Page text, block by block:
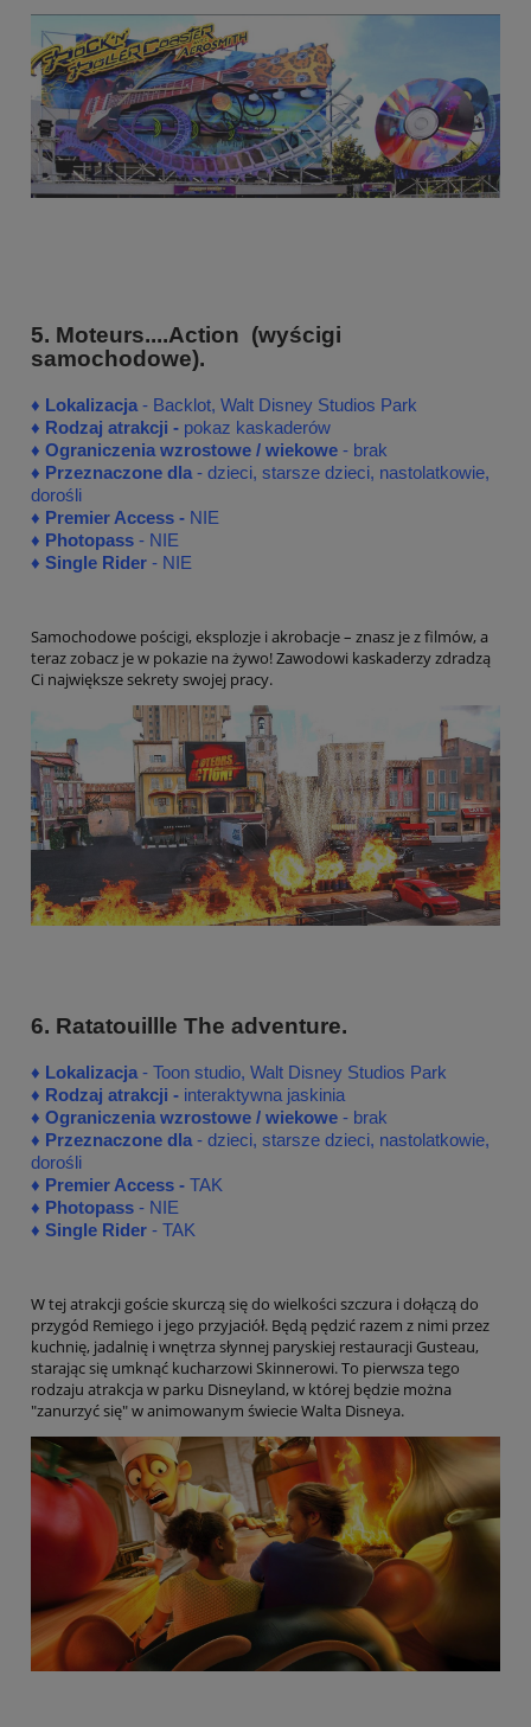
5. Moteurs....Action (wyścigi
samochodowe).
♦ Lokalizacja - Backlot, Walt Disney Studios Park
♦ Rodzaj atrakcji - pokaz kaskaderów
♦ Ograniczenia wzrostowe / wiekowe - brak
♦ Przeznaczone dla - dzieci, starsze dzieci, nastolatkowie,
dorośli
♦ Premier Access - NIE
♦ Photopass - NIE
♦ Single Rider - NIE
Samochodowe pościgi, eksplozje i akrobacje – znasz je z filmów, a
teraz zobacz je w pokazie na żywo! Zawodowi kaskaderzy zdradzą
Ci największe sekrety swojej pracy.
6. Ratatouillle The adventure.
♦ Lokalizacja - Toon studio, Walt Disney Studios Park
♦ Rodzaj atrakcji - interaktywna jaskinia
♦ Ograniczenia wzrostowe / wiekowe - brak
♦ Przeznaczone dla - dzieci, starsze dzieci, nastolatkowie,
dorośli
♦ Premier Access - TAK
♦ Photopass - NIE
♦ Single Rider - TAK
W tej atrakcji goście skurczą się do wielkości szczura i dołączą do
przygód Remiego i jego przyjaciół. Będą pędzić razem z nimi przez
kuchnię, jadalnię i wnętrza słynnej paryskiej restauracji Gusteau,
starając się umknąć kucharzowi Skinnerowi. To pierwsza tego
rodzaju atrakcja w parku Disneyland, w której będzie można
"zanurzyć się" w animowanym świecie Walta Disneya.